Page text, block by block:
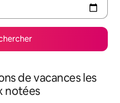
de vacances les
notées